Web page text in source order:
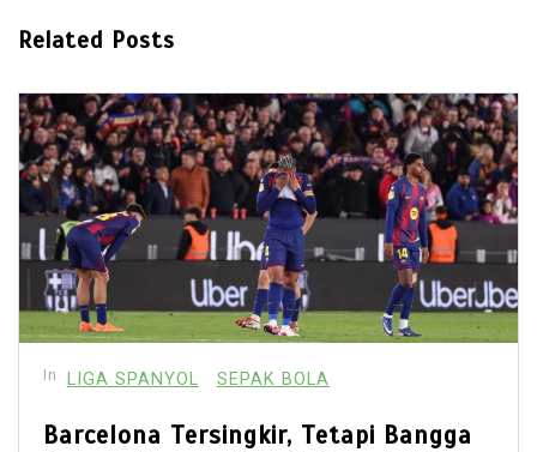
Related Posts
In LIGA SPANYOL SEPAK BOLA
Barcelona Tersingkir, Tetapi Bangga